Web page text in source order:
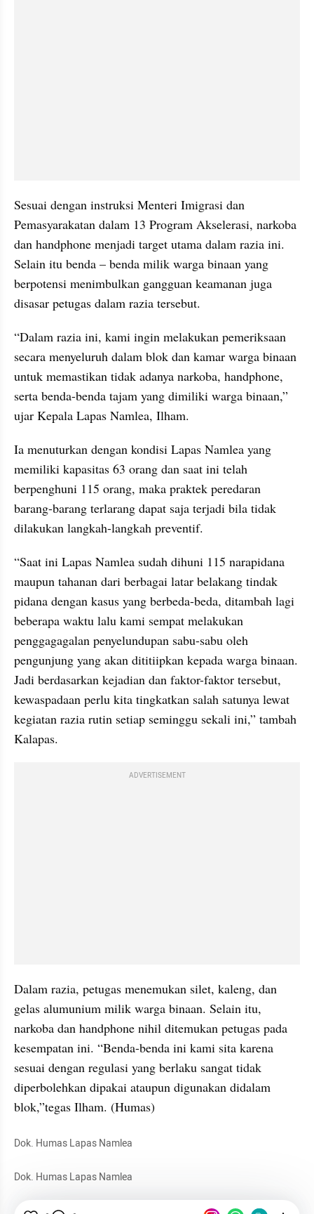
Sesuai dengan instruksi Menteri Imigrasi dan
Pemasyarakatan dalam 13 Program Akselerasi, narkoba
dan handphone menjadi target utama dalam razia ini.
Selain itu benda – benda milik warga binaan yang
berpotensi menimbulkan gangguan keamanan juga
disasar petugas dalam razia tersebut.
“Dalam razia ini, kami ingin melakukan pemeriksaan
secara menyeluruh dalam blok dan kamar warga binaan
untuk memastikan tidak adanya narkoba, handphone,
serta benda-benda tajam yang dimiliki warga binaan,”
ujar Kepala Lapas Namlea, Ilham.
Ia menuturkan dengan kondisi Lapas Namlea yang
memiliki kapasitas 63 orang dan saat ini telah
berpenghuni 115 orang, maka praktek peredaran
barang-barang terlarang dapat saja terjadi bila tidak
dilakukan langkah-langkah preventif.
“Saat ini Lapas Namlea sudah dihuni 115 narapidana
maupun tahanan dari berbagai latar belakang tindak
pidana dengan kasus yang berbeda-beda, ditambah lagi
beberapa waktu lalu kami sempat melakukan
penggagagalan penyelundupan sabu-sabu oleh
pengunjung yang akan dititiipkan kepada warga binaan.
Jadi berdasarkan kejadian dan faktor-faktor tersebut,
kewaspadaan perlu kita tingkatkan salah satunya lewat
kegiatan razia rutin setiap seminggu sekali ini,” tambah
Kalapas.
ADVERTISEMENT
Dalam razia, petugas menemukan silet, kaleng, dan
gelas alumunium milik warga binaan. Selain itu,
narkoba dan handphone nihil ditemukan petugas pada
kesempatan ini. “Benda-benda ini kami sita karena
sesuai dengan regulasi yang berlaku sangat tidak
diperbolehkan dipakai ataupun digunakan didalam
blok,”tegas Ilham. (Humas)
Dok. Humas Lapas Namlea
Dok. Humas Lapas Namlea